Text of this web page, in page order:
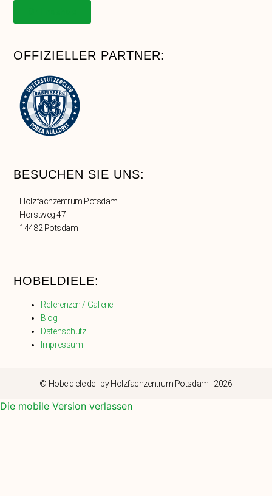
OFFIZIELLER PARTNER:
BESUCHEN SIE UNS:
Holzfachzentrum Potsdam
Horstweg 47
14482 Potsdam
HOBELDIELE:
Referenzen / Gallerie
Blog
Datenschutz
Impressum
© Hobeldiele.de - by Holzfachzentrum Potsdam - 2026
Die mobile Version verlassen